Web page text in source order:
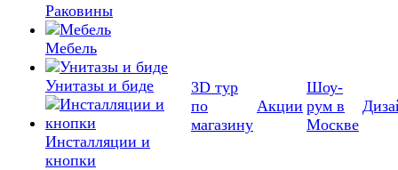
Раковины
Мебель
Унитазы и биде
Инсталляции и
кнопки
3D тур
по
магазину
Акции
Шоу-
рум в
Москве